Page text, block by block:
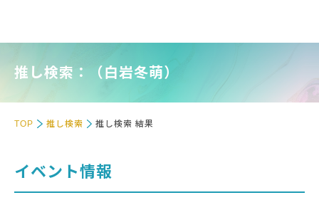
推し検索：（白岩冬萌）
TOP 推し検索 推し検索 結果
イベント情報